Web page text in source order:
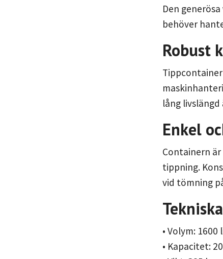
Den
behöver
Robust
lång
Enkel
Containern
tippning.
vid tömning
• Volym: 1600
• Kapacitet: